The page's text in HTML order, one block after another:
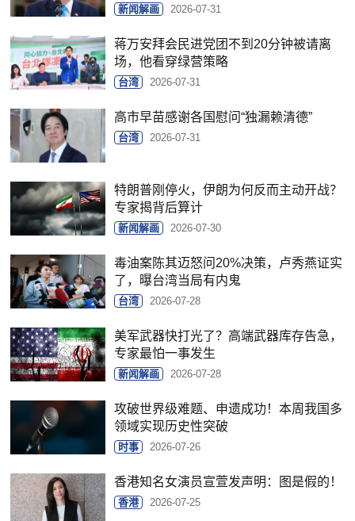
新闻解画 2026-07-31
蒋万安拜会民进党团不到20分钟被请离
场，他看穿绿营策略
台湾 2026-07-31
高市早苗感谢各国慰问“独漏赖清德”
台湾 2026-07-31
特朗普刚停火，伊朗为何反而主动开战？
专家揭背后算计
新闻解画 2026-07-30
毒油案陈其迈怒问20%决策，卢秀燕证实
了，曝台湾当局有内鬼
台湾 2026-07-28
美军武器快打光了？高端武器库存告急，
专家最怕一事发生
新闻解画 2026-07-28
攻破世界级难题、申遗成功！本周我国多
领域实现历史性突破
时事 2026-07-26
香港知名女演员宣萱发声明：图是假的！
香港 2026-07-25